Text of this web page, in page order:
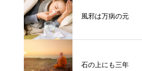
風邪は万病の元
石の上にも三年